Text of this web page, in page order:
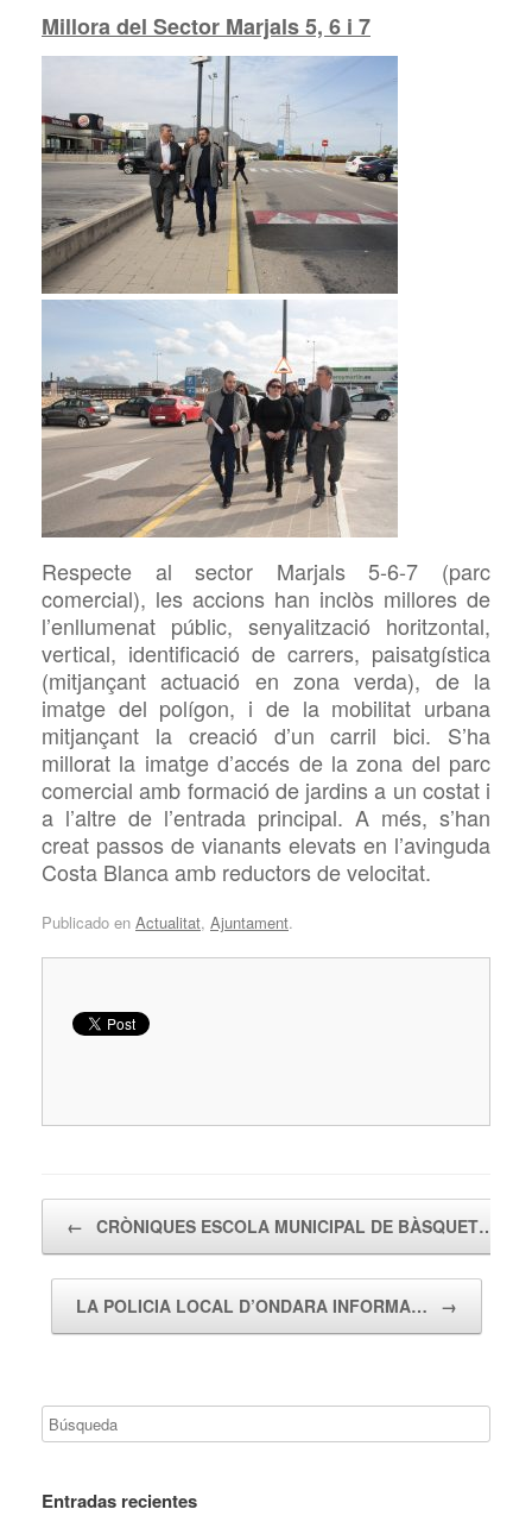
Millora del Sector Marjals 5, 6 i 7
Respecte al sector Marjals 5-6-7 (parc
comercial), les accions han inclòs millores de
l’enllumenat públic, senyalització horitzontal,
vertical, identificació de carrers, paisatgística
(mitjançant actuació en zona verda), de la
imatge del polígon, i de la mobilitat urbana
mitjançant la creació d’un carril bici. S’ha
millorat la imatge d’accés de la zona del parc
comercial amb formació de jardins a un costat i
a l’altre de l’entrada principal. A més, s’han
creat passos de vianants elevats en l’avinguda
Costa Blanca amb reductors de velocitat.
Publicado en Actualitat, Ajuntament.
← CRÒNIQUES ESCOLA MUNICIPAL DE BÀSQUET…
LA POLICIA LOCAL D’ONDARA INFORMA… →
Entradas recientes